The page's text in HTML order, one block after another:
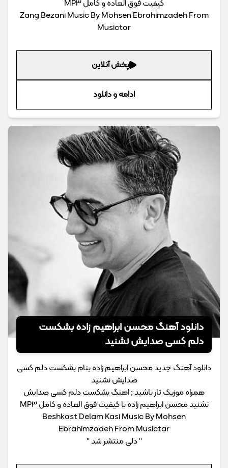
کیفیت فوق العاده و کامل MP3
Zang Bezani Music By Mohsen Ebrahimzadeh From
Musictar
پخش آنلاین
ادامه و دانلود
دانلود آهنگ محسن ابراهیم زاده بشکست
دلم کسی صدایش نشنید
دانلود آهنگ جدید محسن ابراهیم زاده بنام بشکست دلم کسی
صدایش نشنید
همراه موزیک تار باشید ; اهنگ بشکست دلم کسی صدایش
نشنید محسن ابراهیم زاده با کیفیت فوق العاده و کامل MP3
Beshkast Delam Kasi Music By Mohsen
Ebrahimzadeh From Musictar
" دلی منتشر شد "